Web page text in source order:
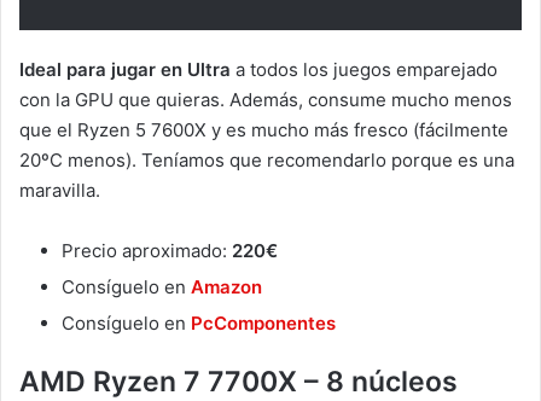
Ideal para jugar en Ultra a todos los juegos emparejado
con la GPU que quieras. Además, consume mucho menos
que el Ryzen 5 7600X y es mucho más fresco (fácilmente
20ºC menos). Teníamos que recomendarlo porque es una
maravilla.
Precio aproximado: 220€
Consíguelo en Amazon
Consíguelo en PcComponentes
AMD Ryzen 7 7700X – 8 núcleos